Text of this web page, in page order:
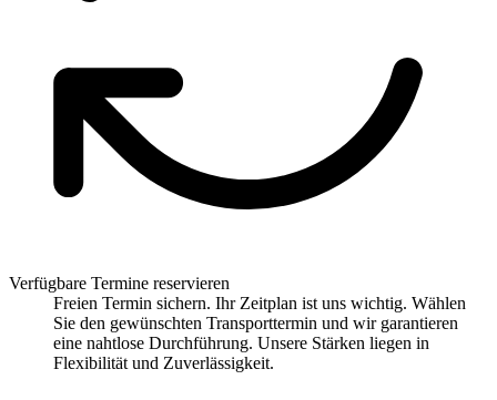
Verfügbare Termine reservieren
Freien Termin sichern. Ihr Zeitplan ist uns wichtig. Wählen
Sie den gewünschten Transporttermin und wir garantieren
eine nahtlose Durchführung. Unsere Stärken liegen in
Flexibilität und Zuverlässigkeit.